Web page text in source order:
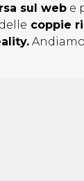
sul web e
coppie